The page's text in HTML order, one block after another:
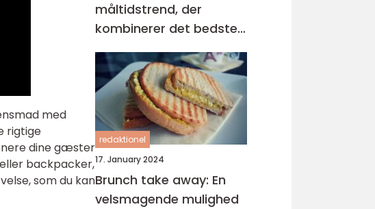
med
rigtige
dine gæster
backpacker,
som du kan
måltidstrend, der
kombinerer det bedste
fra morgenmad og
frokost
redaktionel
17. January 2024
Brunch take away: En
velsmagende mulighed